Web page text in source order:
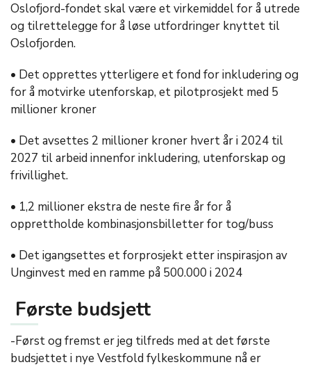
Oslofjord-fondet skal være et virkemiddel for å utrede
og tilrettelegge for å løse utfordringer knyttet til
Oslofjorden.
• Det opprettes ytterligere et fond for inkludering og
for å motvirke utenforskap, et pilotprosjekt med 5
millioner kroner
• Det avsettes 2 millioner kroner hvert år i 2024 til
2027 til arbeid innenfor inkludering, utenforskap og
frivillighet.
• 1,2 millioner ekstra de neste fire år for å
opprettholde kombinasjonsbilletter for tog/buss
• Det igangsettes et forprosjekt etter inspirasjon av
Unginvest med en ramme på 500.000 i 2024
Første budsjett
-Først og fremst er jeg tilfreds med at det første
budsjettet i nye Vestfold fylkeskommune nå er